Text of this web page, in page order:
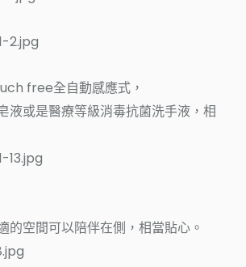
free全自動感應式，
液或是醫療等級消毒抗菌洗手液，相
的空間可以陪伴在側，相當貼心。